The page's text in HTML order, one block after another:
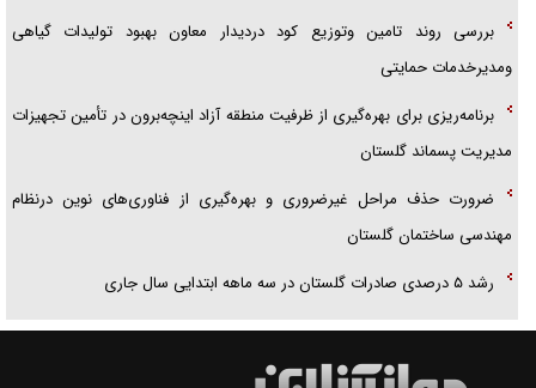
بررسی روند تامین وتوزیع کود دردیدار معاون بهبود تولیدات گیاهی
ومدیرخدمات حمایتی
برنامه‌ریزی برای بهره‌گیری از ظرفیت منطقه آزاد اینچه‌برون در تأمین تجهیزات
مدیریت پسماند گلستان
ضرورت حذف مراحل غیرضروری و بهره‌گیری از فناوری‌های نوین درنظام
مهندسی ساختمان گلستان
رشد ۵ درصدی صادرات گلستان در سه ماهه ابتدایی سال جاری